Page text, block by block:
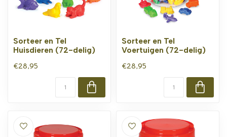
Sorteer en Tel
Huisdieren (72-delig)
€28,95
Sorteer en Tel
Voertuigen (72-delig)
€28,95